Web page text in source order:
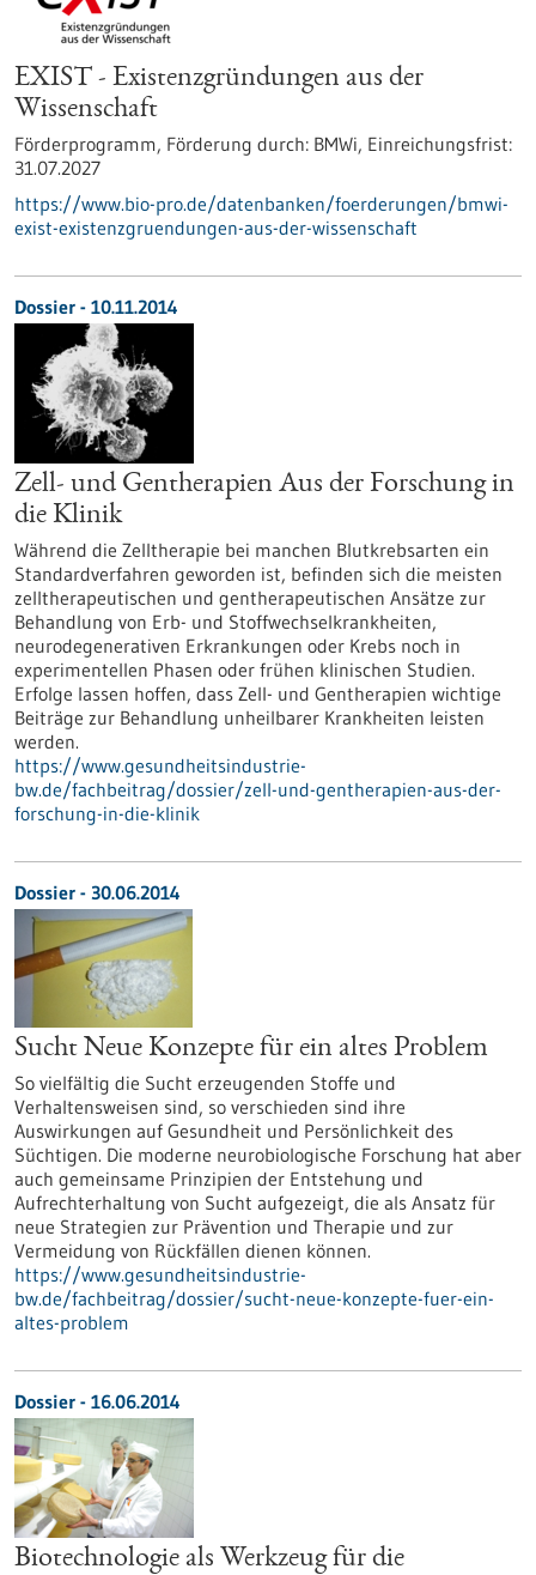
EXIST - Existenzgründungen aus der
Wissenschaft
Förderprogramm, Förderung durch: BMWi, Einreichungsfrist:
31.07.2027
https://www.bio-pro.de/datenbanken/foerderungen/bmwi-
exist-existenzgruendungen-aus-der-wissenschaft
Dossier - 10.11.2014
Zell- und Gentherapien Aus der Forschung in
die Klinik
Während die Zelltherapie bei manchen Blutkrebsarten ein
Standardverfahren geworden ist, befinden sich die meisten
zelltherapeutischen und gentherapeutischen Ansätze zur
Behandlung von Erb- und Stoffwechselkrankheiten,
neurodegenerativen Erkrankungen oder Krebs noch in
experimentellen Phasen oder frühen klinischen Studien.
Erfolge lassen hoffen, dass Zell- und Gentherapien wichtige
Beiträge zur Behandlung unheilbarer Krankheiten leisten
werden.
https://www.gesundheitsindustrie-
bw.de/fachbeitrag/dossier/zell-und-gentherapien-aus-der-
forschung-in-die-klinik
Dossier - 30.06.2014
Sucht Neue Konzepte für ein altes Problem
So vielfältig die Sucht erzeugenden Stoffe und
Verhaltensweisen sind, so verschieden sind ihre
Auswirkungen auf Gesundheit und Persönlichkeit des
Süchtigen. Die moderne neurobiologische Forschung hat aber
auch gemeinsame Prinzipien der Entstehung und
Aufrechterhaltung von Sucht aufgezeigt, die als Ansatz für
neue Strategien zur Prävention und Therapie und zur
Vermeidung von Rückfällen dienen können.
https://www.gesundheitsindustrie-
bw.de/fachbeitrag/dossier/sucht-neue-konzepte-fuer-ein-
altes-problem
Dossier - 16.06.2014
Biotechnologie als Werkzeug für die